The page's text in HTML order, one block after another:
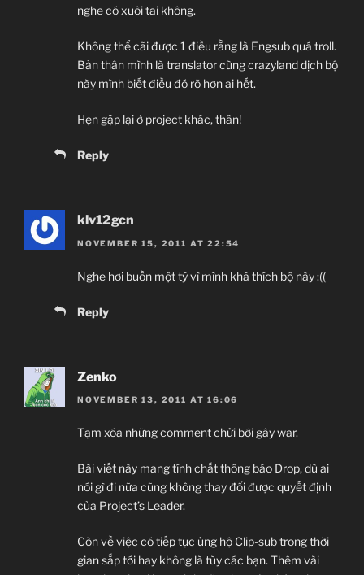
nghe có xuôi tai không.
Không thể cãi được 1 điều rằng là Engsub quá troll.
Bản thân mình là translator cùng crazyland dịch bộ
này mình biết điều đó rõ hơn ai hết.
Hẹn gặp lại ở project khác, thân!
Reply
klv12gcn
NOVEMBER 15, 2011 AT 22:54
Nghe hơi buồn một tý vì mình khá thích bộ này :((
Reply
Zenko
NOVEMBER 13, 2011 AT 16:06
Tạm xóa những comment chửi bới gây war.
Bài viết này mang tính chất thông báo Drop, dù ai
nói gì đi nữa cũng không thay đổi được quyết định
của Project’s Leader.
Còn về việc có tiếp tục ủng hộ Clip-sub trong thời
gian sắp tới hay không là tùy các bạn. Thêm vài